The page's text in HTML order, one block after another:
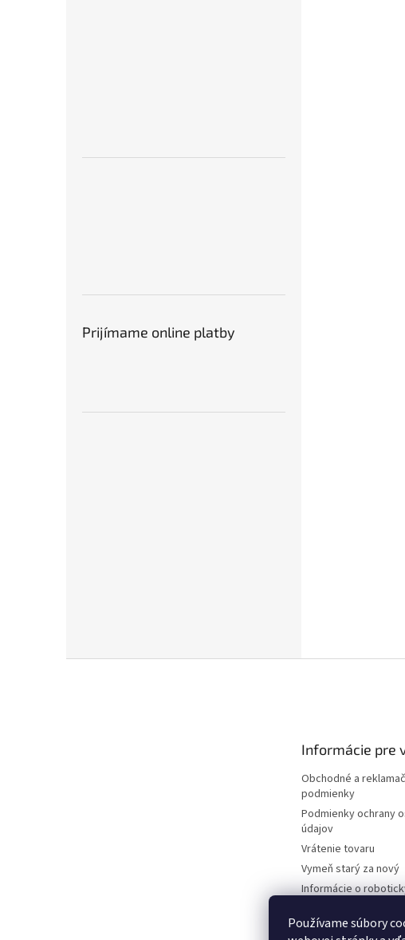
Používame súbory
Prijímame online platby
Informácie pre
Obchodné a
podmienky
Podmienky ochrany
údajov
Vrátenie tovaru
Vymeň starý za nový
Informácie o
Požičovňa -